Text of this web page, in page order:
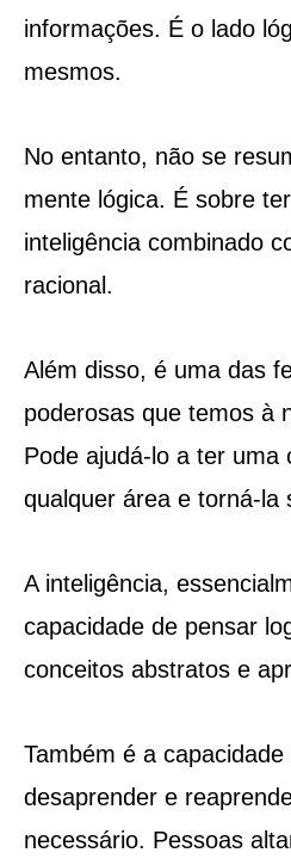
informações. É o lado
mesmos.
No entanto, não se
mente lógica. É sobre
inteligência combinado
racional.
Além disso, é uma das
poderosas que temos à
Pode ajudá-lo a ter uma
qualquer área e torná-la
A inteligência,
capacidade de pensar
conceitos abstratos e
Também é a capacidade
desaprender e
necessário. Pessoas